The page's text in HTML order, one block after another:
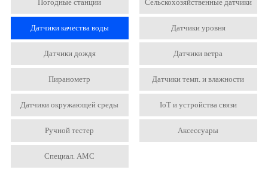
Погодные станции Сельскохозяйственные датчики
Датчики качества воды Датчики уровня
Датчики дождя Датчики ветра
Пиранометр Датчики темп. и влажности
Датчики окружающей среды IoT и устройства связи
Ручной тестер Аксессуары
Специал. АМС